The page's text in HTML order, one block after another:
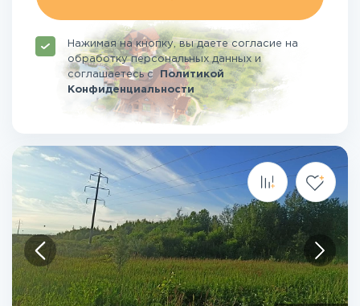
Нажимая на кнопку, вы даете согласие на
обработку персональных данных и
соглашаетесьсПолитикой
Конфиденциальности